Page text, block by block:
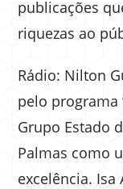
publicações
riquezas ao
Rádio: Nilton
pelo programa
Grupo Estado
Palmas como
excelência. Isa